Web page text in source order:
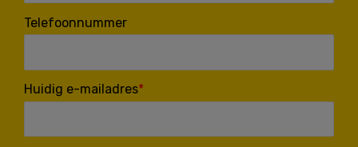
Telefoonnummer
Huidig e-mailadres